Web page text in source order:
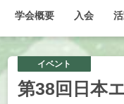
学会概要 入会
イベント
第38 回日本